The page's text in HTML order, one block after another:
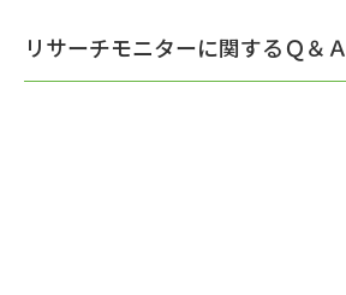
リサーチモニターに関するＱ＆Ａ